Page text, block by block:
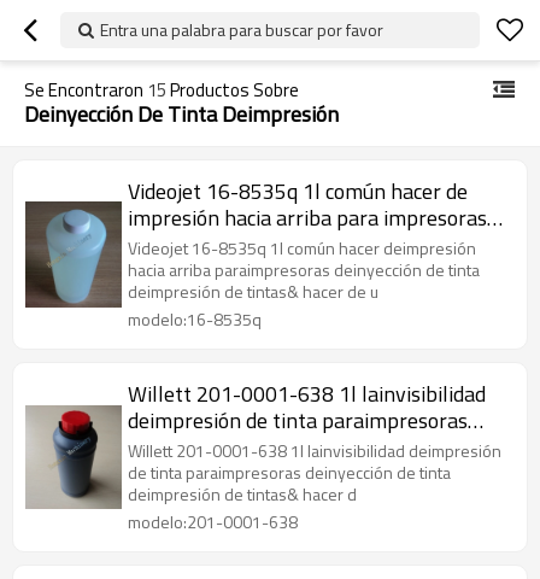
Entra una palabra para buscar por favor
Se Encontraron 15Productos Sobre
Deinyección De Tinta Deimpresión
Videojet 16-8535q 1l común hacer de
impresión hacia arriba para impresoras
de inyección de tinta
Videojet 16-8535q 1l común hacer deimpresión
hacia arriba paraimpresoras deinyección de tinta
deimpresión de tintas& hacer de u
modelo:16-8535q
Willett 201-0001-638 1l lainvisibilidad
deimpresión de tinta paraimpresoras
deinyección de tinta
Willett 201-0001-638 1l lainvisibilidad deimpresión
de tinta paraimpresoras deinyección de tinta
deimpresión de tintas& hacer d
modelo:201-0001-638